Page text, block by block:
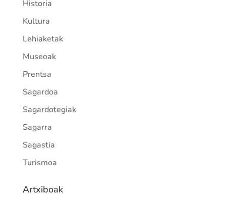
Historia
Kultura
Lehiaketak
Museoak
Prentsa
Sagardoa
Sagardotegiak
Sagarra
Sagastia
Turismoa
Artxiboak